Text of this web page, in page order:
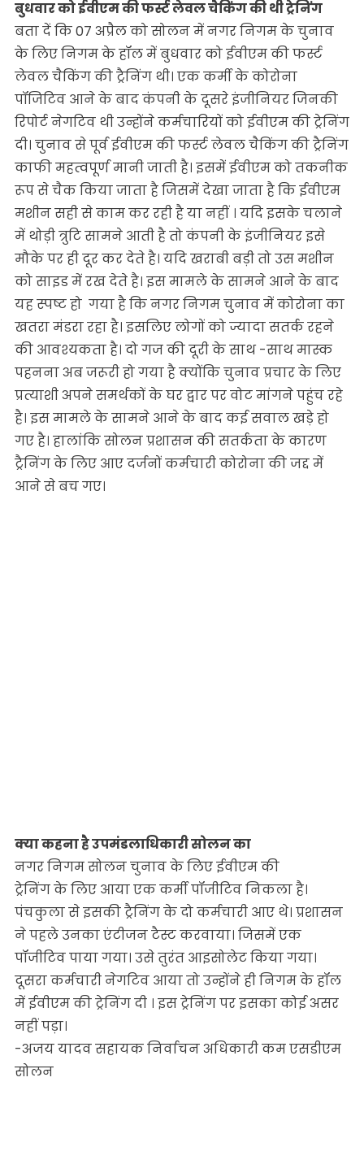
बुधवार को ईवीएम की फर्स्ट लेवल चैकिंग की थी ट्रेनिंग
बता दें कि 07 अप्रैल को सोलन में नगर निगम के चुनाव
के लिए निगम के हॉल में बुधवार को ईवीएम की फर्स्ट
लेवल चैकिंग की ट्रैनिंग थी। एक कर्मी के कोरोना
पॉजिटिव आने के बाद कंपनी के दूसरे इंजीनियर जिनकी
रिपोर्ट नेगटिव थी उन्होंने कर्मचारियों को ईवीएम की ट्रेनिंग
दी। चुनाव से पूर्व ईवीएम की फर्स्ट लेवल चैकिंग की ट्रैनिंग
काफी महत्वपूर्ण मानी जाती है। इसमें ईवीएम को तकनीक
रूप से चैक किया जाता है जिसमें देखा जाता है कि ईवीएम
मशीन सही से काम कर रही है या नहीं । यदि इसके चलाने
में थोड़ी त्रुटि सामने आती है तो कंपनी के इंजीनियर इसे
मौके पर ही दूर कर देते है। यदि खराबी बड़ी तो उस मशीन
को साइड में रख देते है। इस मामले के सामने आने के बाद
यह स्पष्ट हो गया है कि नगर निगम चुनाव में कोरोना का
खतरा मंडरा रहा है। इसलिए लोगों को ज्यादा सतर्क रहने
की आवश्यकता है। दो गज की दूरी के साथ -साथ मास्क
पहनना अब जरूरी हो गया है क्योंकि चुनाव प्रचार के लिए
प्रत्याशी अपने समर्थकों के घर द्वार पर वोट मांगने पहुंच रहे
है। इस मामले के सामने आने के बाद कई सवाल खड़े हो
गए है। हालांकि सोलन प्रशासन की सतर्कता के कारण
ट्रैनिंग के लिए आए दर्जनों कर्मचारी कोरोना की जद्द में
आने से बच गए।
क्या कहना है उपमंडलाधिकारी सोलन का
नगर निगम सोलन चुनाव के लिए ईवीएम की
ट्रेनिंग के लिए आया एक कर्मी पॉजीटिव निकला है।
पंचकुला से इसकी ट्रैनिंग के दो कर्मचारी आए थे। प्रशासन
ने पहले उनका एंटीजन टैस्ट करवाया। जिसमें एक
पॉजीटिव पाया गया। उसे तुरंत आइसोलेट किया गया।
दूसरा कर्मचारी नेगटिव आया तो उन्होंने ही निगम के हॉल
में ईवीएम की ट्रेनिंग दी । इस ट्रेनिंग पर इसका कोई असर
नहीं पड़ा।
-अजय यादव सहायक निर्वाचन अधिकारी कम एसडीएम
सोलन